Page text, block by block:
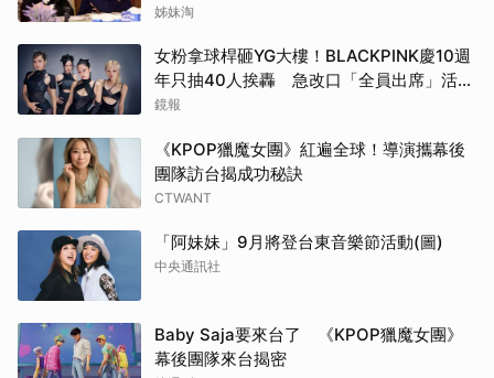
姊妹淘
女粉拿球桿砸YG大樓！BLACKPINK慶10週
年只抽40人挨轟 急改口「全員出席」活動
場地曝光了
鏡報
《KPOP獵魔女團》紅遍全球！導演攜幕後
團隊訪台揭成功秘訣
CTWANT
「阿妹妹」9月將登台東音樂節活動(圖)
中央通訊社
Baby Saja要來台了 《KPOP獵魔女團》
幕後團隊來台揭密